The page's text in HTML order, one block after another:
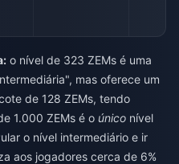
o nível de 323 ZEMs é uma
mas oferece um
de 128 ZEMs, tendo
1.000 ZEMs é o único nível
o nível intermediário e ir
aos jogadores cerca de 6%